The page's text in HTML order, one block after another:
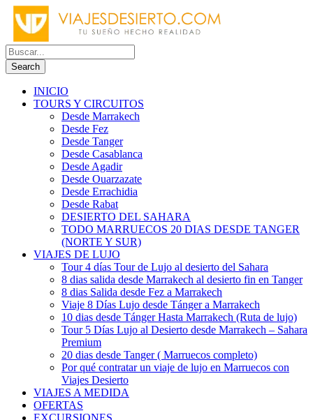
INICIO
TOURS Y CIRCUITOS
Desde Marrakech
Desde Fez
Desde Tanger
Desde Casablanca
Desde Agadir
Desde Ouarzazate
Desde Errachidia
Desde Rabat
DESIERTO DEL SAHARA
TODO MARRUECOS 20 DIAS DESDE TANGER
(NORTE Y SUR)
VIAJES DE LUJO
Tour 4 días Tour de Lujo al desierto del Sahara
8 dias salida desde Marrakech al desierto fin en Tanger
8 dias Salida desde Fez a Marrakech
Viaje 8 Días Lujo desde Tánger a Marrakech
10 dias desde Tánger Hasta Marrakech (Ruta de lujo)
Tour 5 Días Lujo al Desierto desde Marrakech – Sahara
Premium
20 dias desde Tanger ( Marruecos completo)
Por qué contratar un viaje de lujo en Marruecos con
Viajes Desierto
VIAJES A MEDIDA
OFERTAS
EXCURSIONES